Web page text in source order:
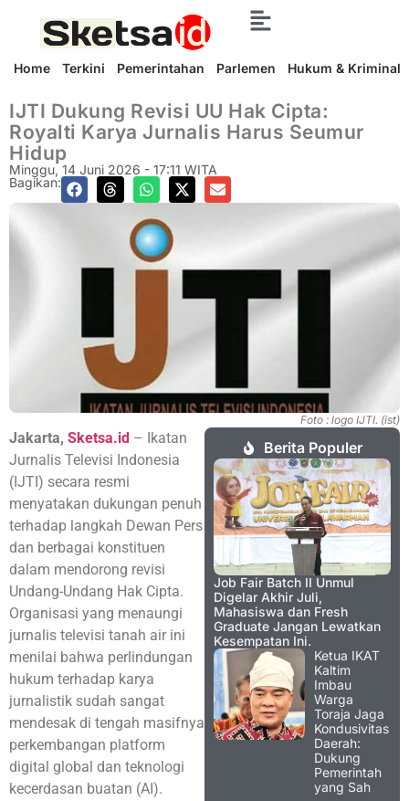
Home Terkini Pemerintahan Parlemen Hukum & Kriminal
IJTI Dukung Revisi UU Hak Cipta:
Royalti Karya Jurnalis Harus Seumur
Hidup
Minggu, 14 Juni 2026 - 17:11 WITA
Bagikan:
Foto : logo IJTI. (ist)
Jakarta, Sketsa.id – Ikatan
Jurnalis Televisi Indonesia
(IJTI) secara resmi
menyatakan dukungan penuh
terhadap langkah Dewan Pers
dan berbagai konstituen
dalam mendorong revisi
Undang-Undang Hak Cipta.
Organisasi yang menaungi
jurnalis televisi tanah air ini
menilai bahwa perlindungan
hukum terhadap karya
jurnalistik sudah sangat
mendesak di tengah masifnya
perkembangan platform
digital global dan teknologi
kecerdasan buatan (AI).
Berita Populer
Job Fair Batch II Unmul
Digelar Akhir Juli,
Mahasiswa dan Fresh
Graduate Jangan Lewatkan
Kesempatan Ini.
Ketua IKAT
Kaltim
Imbau
Warga
Toraja Jaga
Kondusivitas
Daerah:
Dukung
Pemerintah
yang Sah